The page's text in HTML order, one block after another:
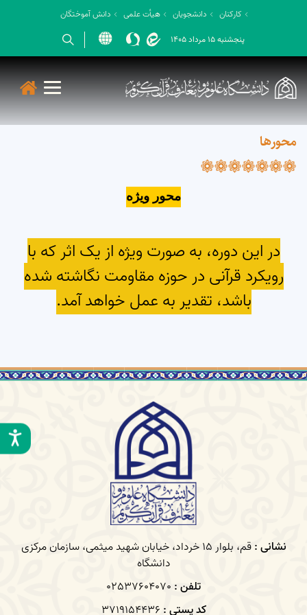
Open
Open
Open
Open
کارکنان دانشجویان هیأت علمی
دانش آموختگان
پنجشنبه 15 مرداد 1405
محورها
محور ویژه
در این دوره، به صورت ویژه از یک اثر که با
رویکرد قرآنی در حوزه مقاومت نگاشته شده
باشد، تقدیر به عمل خواهد آمد.
نشانی :
قم، بلوار 15 خرداد، خیابان شهید میثمی، سازمان مرکزی
دانشگاه
تلفن : 02537604070
کد پستی : 3719154436